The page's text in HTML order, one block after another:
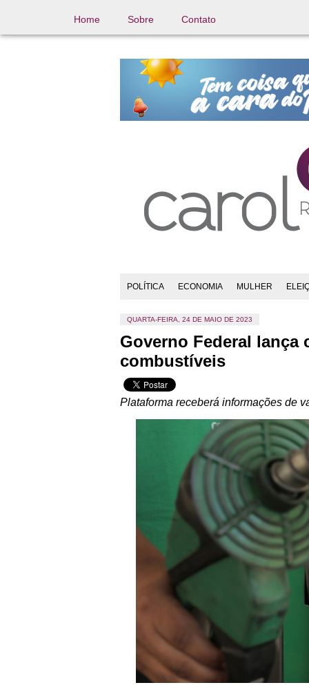
Home Sobre Contato
POLÍTICA ECONOMIA MULHER
QUARTA-FEIRA, 24 DE MAIO DE 2023
Governo Federal lança
combustíveis
Plataforma receberá informações de